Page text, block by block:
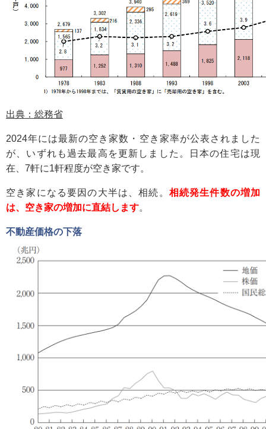
出典：総務省
2024年には最新の空き家数・空き家率が公表されました
が、いずれも過去最高を更新しました。日本の住宅は現
在、7軒に1軒程度が空き家です。
空き家になる要因の大半は、相続。 相続発生件数の増加
は、空き家の増加に直結します。
不動産価格の下落